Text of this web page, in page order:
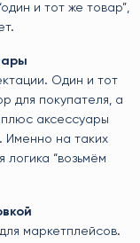
и тот же товар”,
Один и тот
для покупателя, а
аксессуары
Именно на таких
“возьмём
маркетплейсов.